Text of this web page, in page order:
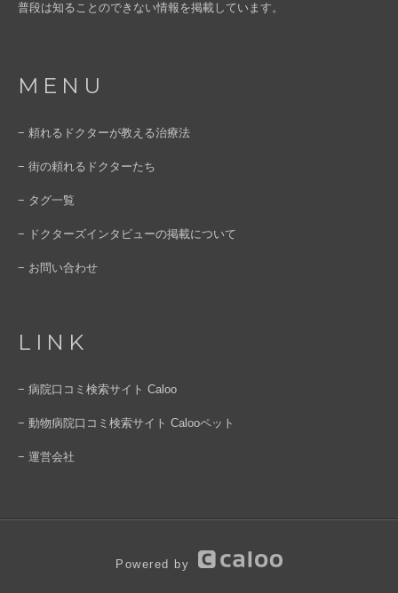
普段は知ることのできない情報を掲載しています。
MENU
− 頼れるドクターが教える治療法
− 街の頼れるドクターたち
− タグ一覧
− ドクターズインタビューの掲載について
− お問い合わせ
LINK
− 病院口コミ検索サイト Caloo
− 動物病院口コミ検索サイト Calooペット
− 運営会社
Powered by